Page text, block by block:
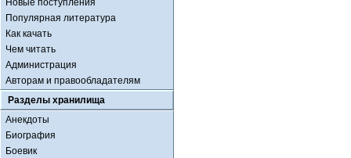
Новые поступления
Популярная литература
Как качать
Чем читать
Администрация
Авторам и правообладателям
Разделы хранилища
Анекдоты
Биография
Боевик